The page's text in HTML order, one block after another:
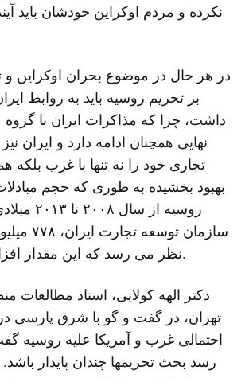
نکرده و مردم اوکراین خودشان باید
در هر حال در موضوع بحران اوکراین و
بر تحریم روسیه باید به روابط
نهایی همچنان ادامه دارد و ایران
تجاری خود را نه تنها با غرب بلکه
بهبود بخشیده به طوری که حجم
روسیه از
سازمان
نظر می رسد که این مقدار افزایش هم پیدا کند.
دکتر الهه کولایی، استاد مطالعات
تهران، در گفت و گو با شرق پارسی
احتمالی غرب و آمریکا علیه روسیه
رسد بحث تحریمها چندان پایدار باشد.